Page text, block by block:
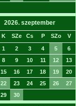
2026. szeptember
K SZe Cs P SZo V
1 2 3 4 5
6
8 9 10 11 12
13
15 16 17 18 19
20
22 23 24 25 26
27
29 30